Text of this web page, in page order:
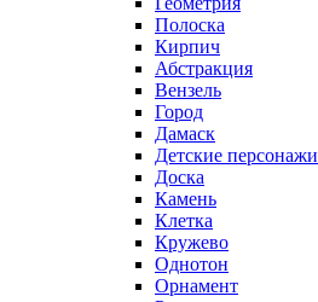
Полоска
Кирпич
Абстракция
Вензель
Город
Дамаск
Детские персонажи
Доска
Камень
Клетка
Кружево
Однотон
Орнамент